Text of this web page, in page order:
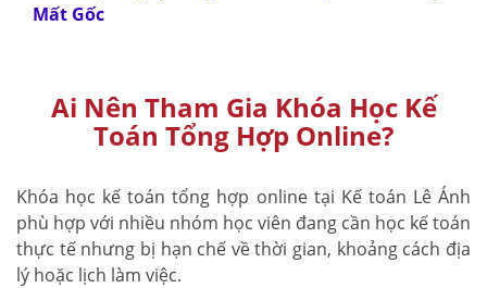
Mất Gốc
Ai Nên Tham Gia Khóa Học Kế
Toán Tổng Hợp Online?
Khóa học kế toán tổng hợp online tại Kế toán Lê Ánh
phù hợp với nhiều nhóm học viên đang cần học kế toán
thực tế nhưng bị hạn chế về thời gian, khoảng cách địa
lý hoặc lịch làm việc.